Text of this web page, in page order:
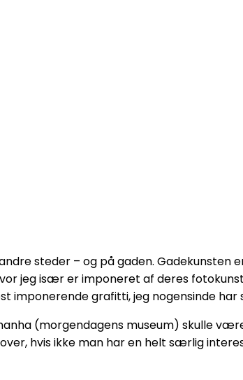
steder – og på gaden.
jeg især er imponeret af deres
imponerende grafitti, jeg nogensinde har
(morgendagens museum) skulle
hvis ikke man har en helt særlig